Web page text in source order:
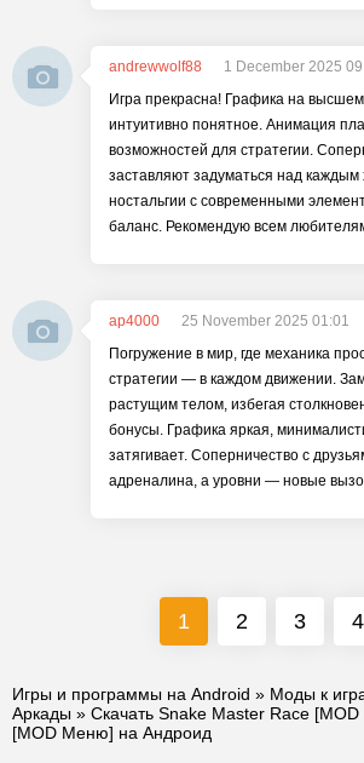
andrewwolf88
1 December 2025
Игра прекрасна! Графика на
интуитивно понятное. Анимация
возможностей для стратегии.
заставляют задуматься над
ностальгии с современными
баланс. Рекомендую всем
ap4000
25 November 2025 01:01
Погружение в мир, где механика
стратегии — в каждом движении.
растущим телом, избегая
бонусы. Графика яркая,
затягивает. Соперничество с
адреналина, а уровни — новые
1 2 3 4
Игры и программы на Android » Моды к
Аркады » Скачать Snake Master Race
[MOD Меню] на Андроид